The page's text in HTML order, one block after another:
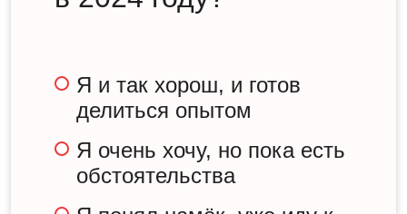
Я и так хорош, и готов
делиться опытом
Я очень хочу, но пока есть
обстоятельства